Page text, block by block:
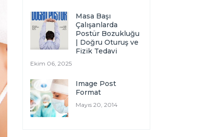
Masa Başı
Çalışanlarda
Postür Bozukluğu
| Doğru Oturuş ve
Fizik Tedavi
Ekim 06, 2025
Image Post
Format
Mayıs 20, 2014